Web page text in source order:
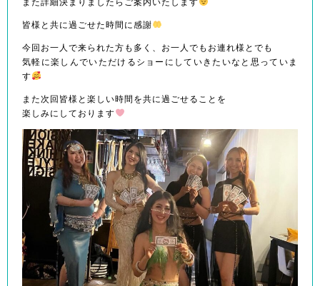
また詳細決まりましたらご案内いたします
皆様と共に過ごせた時間に感謝
今回お一人で来られた方も多く、お一人でもお連れ様とでも
気軽に楽しんでいただけるショーにしていきたいなと思っていま
す
また次回皆様と楽しい時間を共に過ごせることを
楽しみにしております